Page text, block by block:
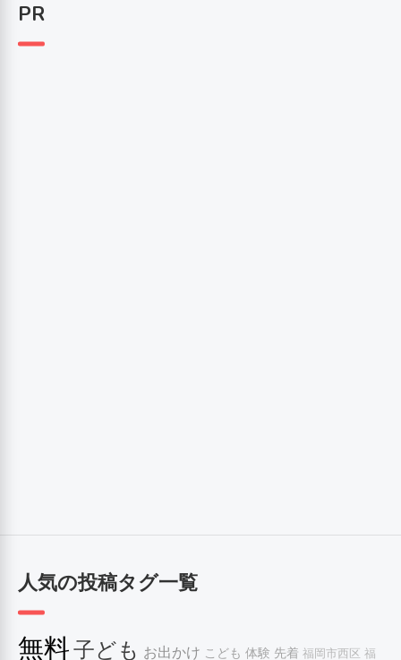
PR
人気の投稿タグ一覧
無料子ども お出かけ こども 体験 先着 福岡市西区 福